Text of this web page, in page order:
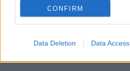
CONFIRM
Data Deletion Data Access